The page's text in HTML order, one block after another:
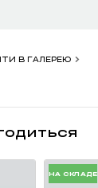
В ГАЛЕРЕЮ
НА СКЛАДЕ